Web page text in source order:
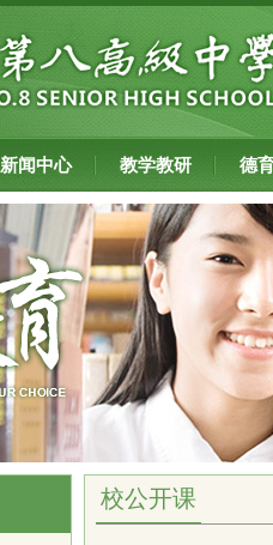
新闻中心 教学教研 德
校公开课